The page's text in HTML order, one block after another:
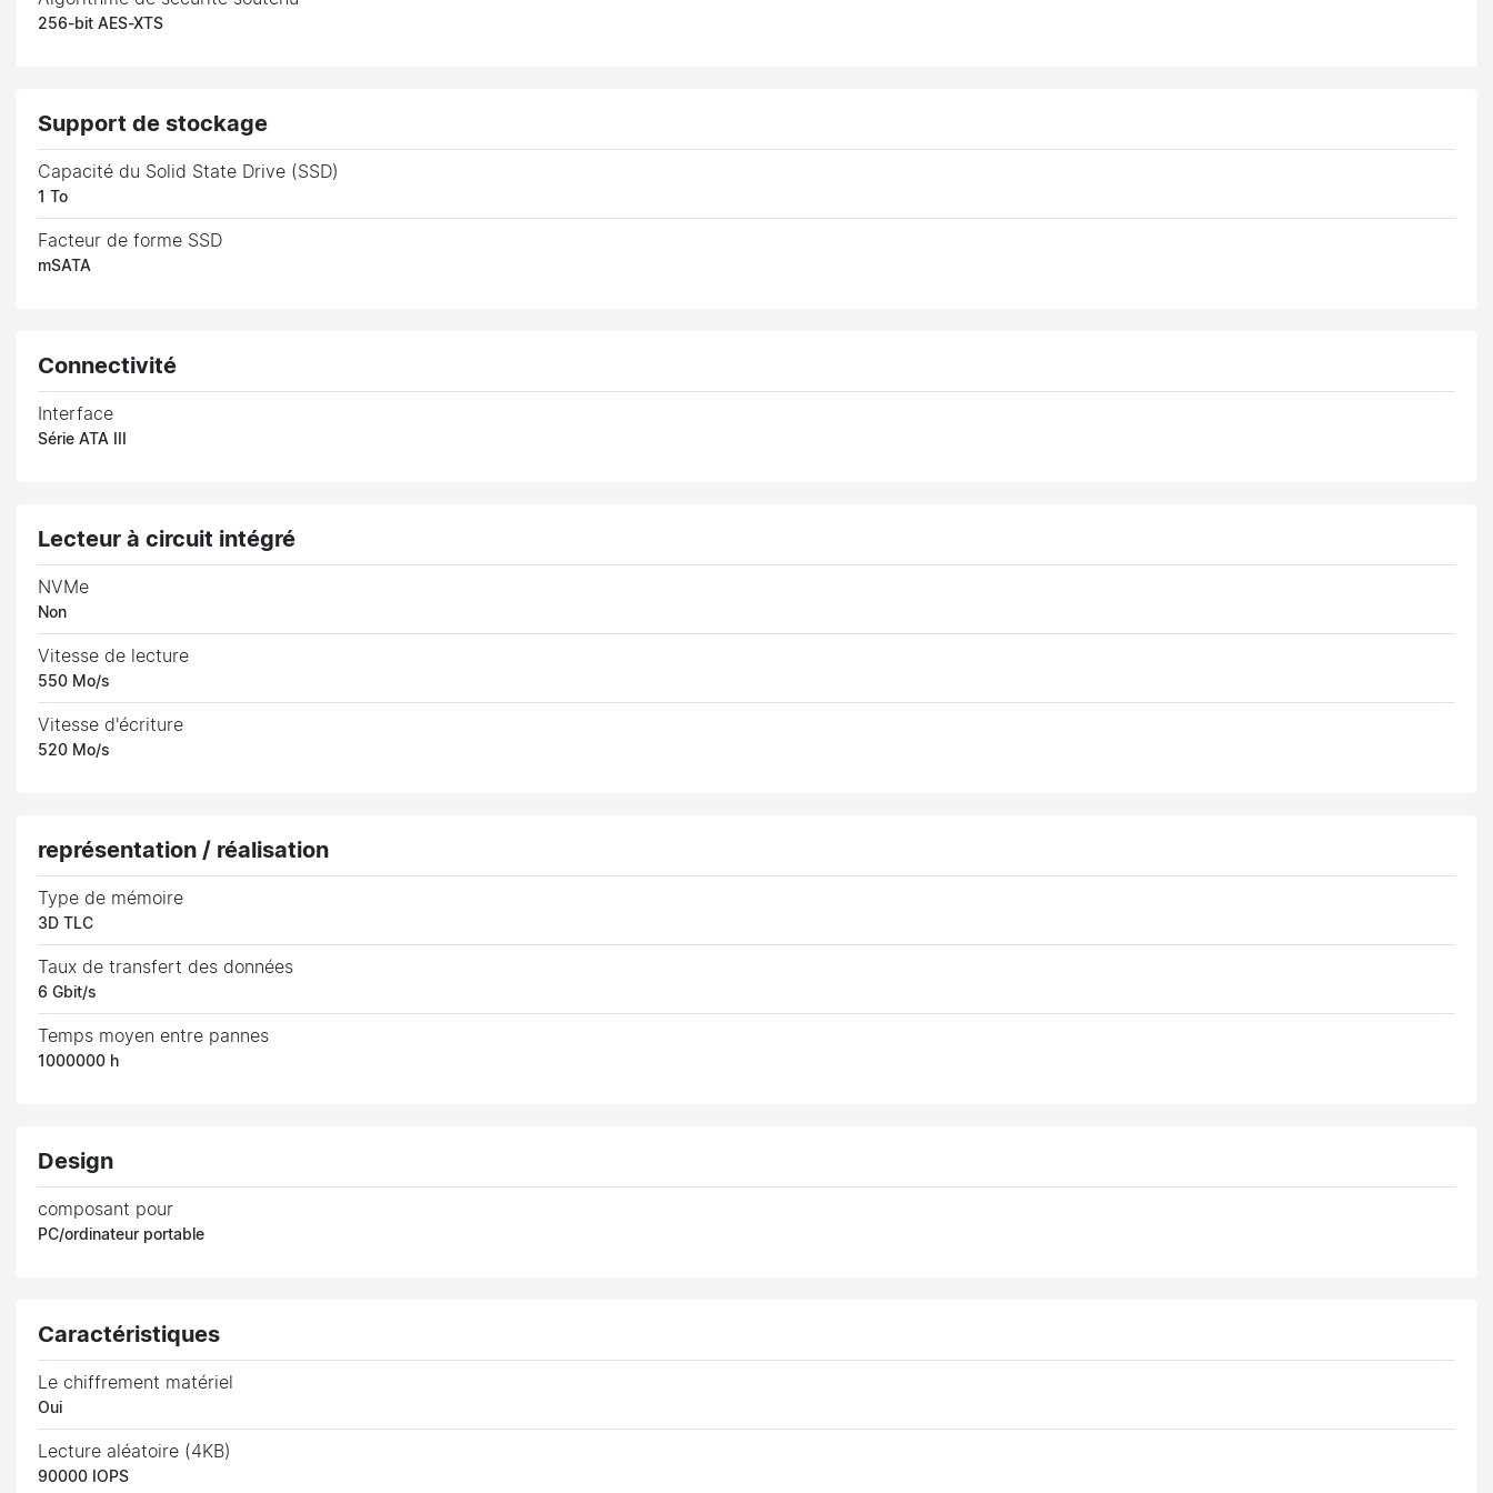
256-bit AES-XTS
Support de stockage
Capacité du Solid State Drive (SSD)
1 To
Facteur de forme SSD
mSATA
Connectivité
Interface
Série ATA III
Lecteur à circuit intégré
NVMe
Non
Vitesse de lecture
550 Mo/s
Vitesse d'écriture
520 Mo/s
représentation / réalisation
Type de mémoire
3D TLC
Taux de transfert des données
6 Gbit/s
Temps moyen entre pannes
1000000 h
Design
composant pour
PC/ordinateur portable
Caractéristiques
Le chiffrement matériel
Oui
Lecture aléatoire (4KB)
90000 IOPS